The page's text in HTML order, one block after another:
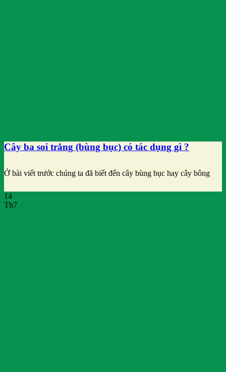
Cây ba soi trắng (bùng bục) có tác dụng gì ?
Ở bài viết trước chúng ta đã biết đến cây bùng bục hay cây bông
14
Th7